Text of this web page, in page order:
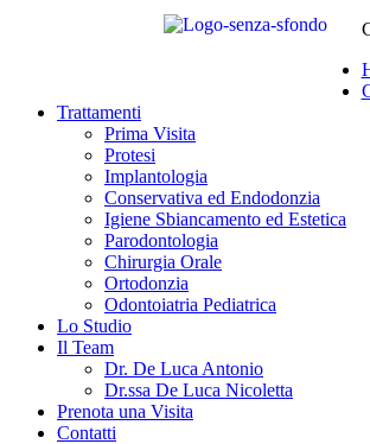
Trattamenti
Prima Visita
Protesi
Implantologia
Conservativa ed Endodonzia
Igiene Sbiancamento ed Estetica
Parodontologia
Chirurgia Orale
Ortodonzia
Odontoiatria Pediatrica
Lo Studio
Il Team
Dr. De Luca Antonio
Dr.ssa De Luca Nicoletta
Prenota una Visita
Contatti